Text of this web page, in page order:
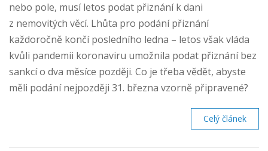
nebo pole, musí letos podat přiznání k dani
z nemovitých věcí. Lhůta pro podání přiznání
každoročně končí posledního ledna – letos však vláda
kvůli pandemii koronaviru umožnila podat přiznání bez
sankcí o dva měsíce později. Co je třeba vědět, abyste
měli podání nejpozději 31. března vzorně připravené?
Celý článek